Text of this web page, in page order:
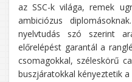
az SSC-k világa, remek
ambiciózus
nyelvtudás szó szerint
előrelépést garantál a
csomagokkal, széleskörű
buszjáratokkal kényeztetik